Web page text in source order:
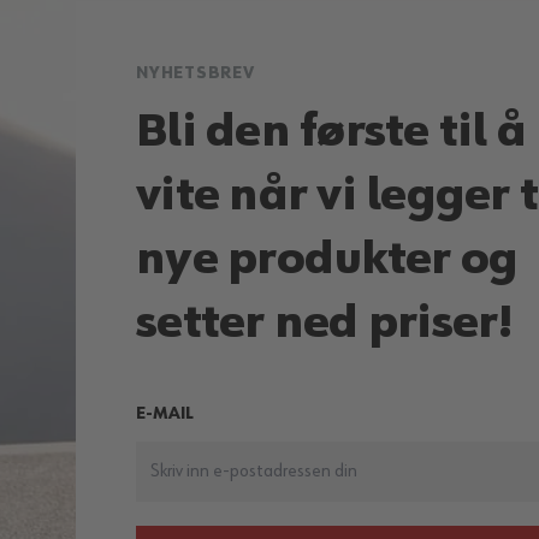
NYHETSBREV
Bli den første til å
vite når vi legger
nye produkter og
setter ned priser!
E-MAIL